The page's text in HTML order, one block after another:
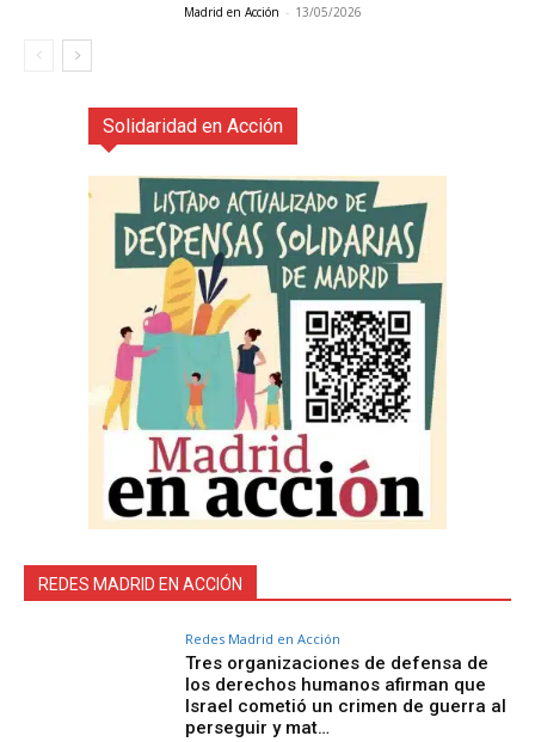
Madrid en Acción - 13/05/2026
Solidaridad en Acción
REDES MADRID EN ACCIÓN
Redes Madrid en Acción
Tres organizaciones de defensa de
los derechos humanos afirman que
Israel cometió un crimen de guerra al
perseguir y mat…